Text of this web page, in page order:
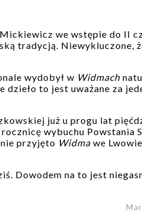
we wstępie do II
tradycją. Niewykluczone,
wydobył w Widmach
to jest uważane za
już u progu lat
wybuchu Powstania
przyjęto Widma we
Dowodem na to jest